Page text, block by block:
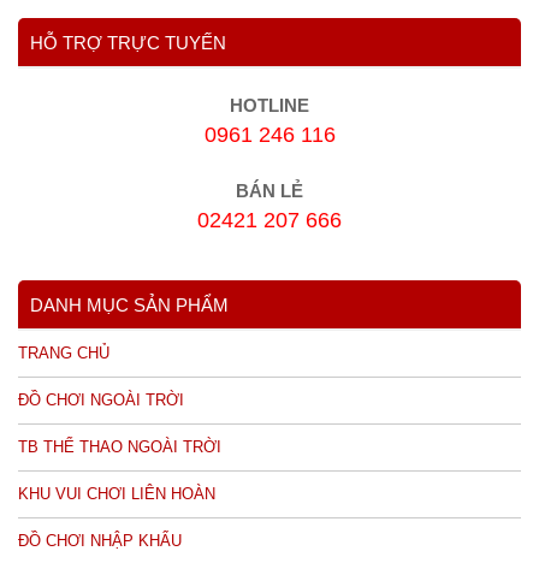
HỖ TRỢ TRỰC TUYẾN
HOTLINE
0961 246 116
BÁN LẺ
02421 207 666
DANH MỤC SẢN PHẨM
TRANG CHỦ
ĐỒ CHƠI NGOÀI TRỜI
TB THỂ THAO NGOÀI TRỜI
KHU VUI CHƠI LIÊN HOÀN
ĐỒ CHƠI NHẬP KHẨU